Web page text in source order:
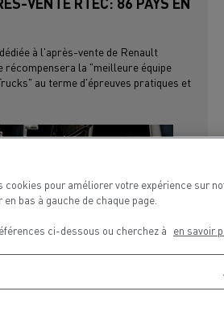
à l'après-vente de Renault
récompensera la "meilleure équipe
au terme d'épreuves pratiques et
cookies pour améliorer votre expérience sur
bas à gauche de chaque page.
ci-dessous ou cherchez à en savoir